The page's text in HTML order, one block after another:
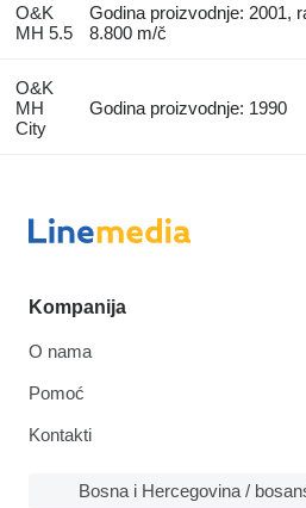
O&K
MH 5.5
Godina proizvodnje: 2001,
8.800 m/č
O&K
MH
City
Godina proizvodnje: 1990
Kompanija
O nama
Pomoć
Kontakti
Bosna i Hercegovina /